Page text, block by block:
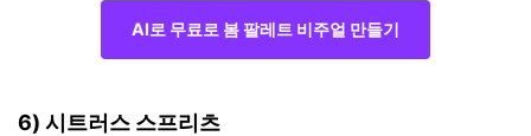
AI로 무료로 봄 팔레트 비주얼 만들기
6) 시트러스 스프리츠